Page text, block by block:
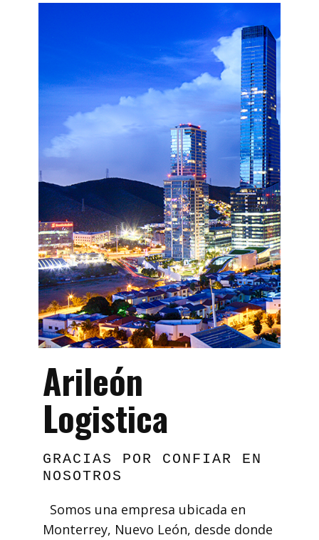
Arileón
Logistica
GRACIAS POR CONFIAR EN
NOSOTROS
Somos una empresa ubicada en
Monterrey, Nuevo León, desde donde